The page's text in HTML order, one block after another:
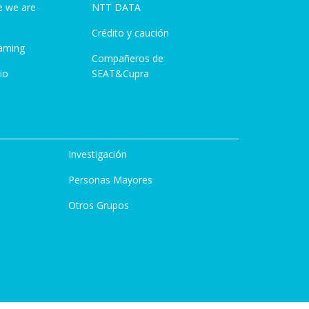
we are
NTT DATA
Crédito y caución
Compañeros de
SEAT&Cupra
Investigación
Personas Mayores
Otros Grupos